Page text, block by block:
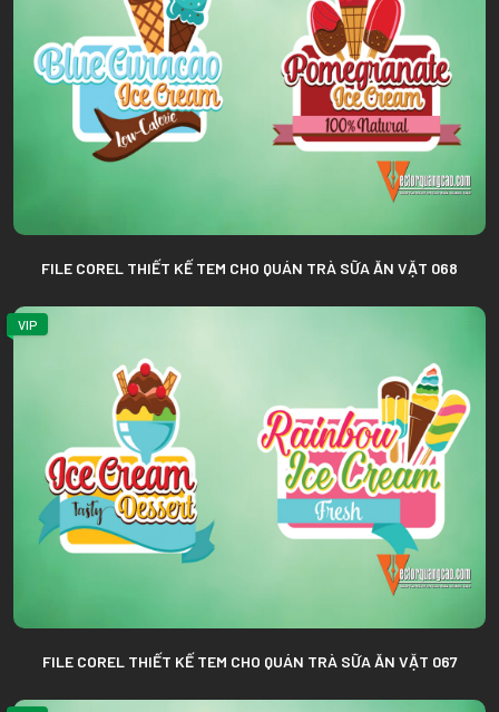
FILE COREL THIẾT KẾ TEM CHO QUÁN TRÀ SỮA ĂN VẶT 068
VIP
FILE COREL THIẾT KẾ TEM CHO QUÁN TRÀ SỮA ĂN VẶT 067